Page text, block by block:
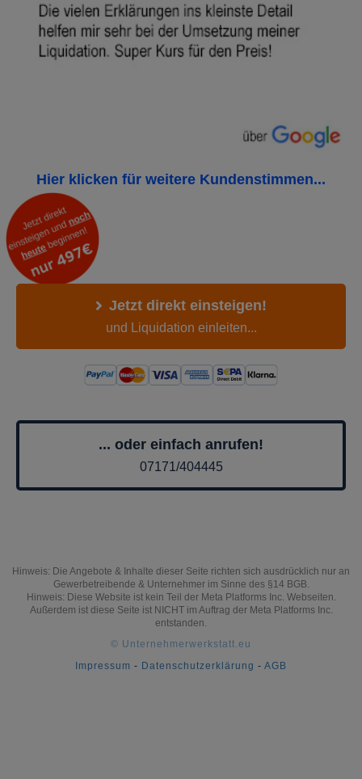
Hier klicken für weitere Kundenstimmen...
Jetzt direkt einsteigen!
und Liquidation einleiten...
... oder einfach anrufen!
07171/404445
Hinweis: Die Angebote & Inhalte dieser Seite richten sich ausdrücklich nur an
Gewerbetreibende & Unternehmer im Sinne des §14 BGB.
Hinweis: Diese Website ist kein Teil der Meta Platforms Inc. Webseiten.
Außerdem ist diese Seite ist NICHT im Auftrag der Meta Platforms Inc.
entstanden.
© Unternehmerwerkstatt.eu
Impressum - Datenschutzerklärung - AGB